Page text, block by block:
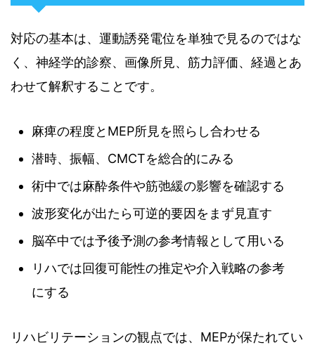
対応の基本は、運動誘発電位を単独で見るのではな
く、神経学的診察、画像所見、筋力評価、経過とあ
わせて解釈することです。
麻痺の程度とMEP所見を照らし合わせる
潜時、振幅、CMCTを総合的にみる
術中では麻酔条件や筋弛緩の影響を確認する
波形変化が出たら可逆的要因をまず見直す
脳卒中では予後予測の参考情報として用いる
リハでは回復可能性の推定や介入戦略の参考
にする
リハビリテーションの観点では、MEPが保たれてい